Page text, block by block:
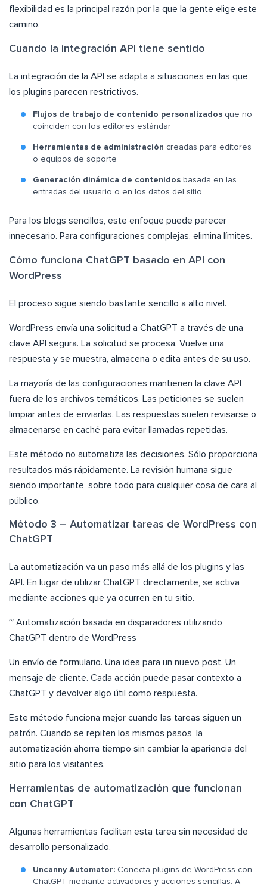
flexibilidad es la principal razón por la que la gente elige este
camino.
Cuando la integración API tiene sentido
La integración de la API se adapta a situaciones en las que
los plugins parecen restrictivos.
Flujos de trabajo de contenido personalizados que no
coinciden con los editores estándar
Herramientas de administración creadas para editores
o equipos de soporte
Generación dinámica de contenidos basada en las
entradas del usuario o en los datos del sitio
Para los blogs sencillos, este enfoque puede parecer
innecesario. Para configuraciones complejas, elimina límites.
Cómo funciona ChatGPT basado en API con
WordPress
El proceso sigue siendo bastante sencillo a alto nivel.
WordPress envía una solicitud a ChatGPT a través de una
clave API segura. La solicitud se procesa. Vuelve una
respuesta y se muestra, almacena o edita antes de su uso.
La mayoría de las configuraciones mantienen la clave API
fuera de los archivos temáticos. Las peticiones se suelen
limpiar antes de enviarlas. Las respuestas suelen revisarse o
almacenarse en caché para evitar llamadas repetidas.
Este método no automatiza las decisiones. Sólo proporciona
resultados más rápidamente. La revisión humana sigue
siendo importante, sobre todo para cualquier cosa de cara al
público.
Método 3 – Automatizar tareas de WordPress con
ChatGPT
La automatización va un paso más allá de los plugins y las
API. En lugar de utilizar ChatGPT directamente, se activa
mediante acciones que ya ocurren en tu sitio.
~ Automatización basada en disparadores utilizando
ChatGPT dentro de WordPress
Un envío de formulario. Una idea para un nuevo post. Un
mensaje de cliente. Cada acción puede pasar contexto a
ChatGPT y devolver algo útil como respuesta.
Este método funciona mejor cuando las tareas siguen un
patrón. Cuando se repiten los mismos pasos, la
automatización ahorra tiempo sin cambiar la apariencia del
sitio para los visitantes.
Herramientas de automatización que funcionan
con ChatGPT
Algunas herramientas facilitan esta tarea sin necesidad de
desarrollo personalizado.
Uncanny Automator: Conecta plugins de WordPress con
ChatGPT mediante activadores y acciones sencillas. A